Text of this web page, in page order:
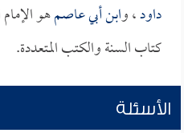
داود، وابن أبي عاصمهو
كتاب السنة والكتب المتعددة.
الأسئلة